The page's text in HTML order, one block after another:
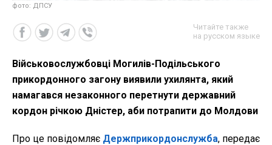
фото: ДПСУ
Читайте также
на русском языке
Військовослужбовці Могилів-Подільського
прикордонного загону виявили ухилянта, який
намагався незаконного перетнути державний
кордон річкою Дністер, аби потрапити до Молдови
Про це повідомляє Держприкордонслужба, передає